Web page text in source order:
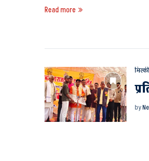
Read more
by